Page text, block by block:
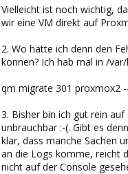
Vielleicht ist noch wichtig,
wir eine VM direkt auf
2. Wo hätte ich denn den
können? Ich hab mal in /
qm migrate 301 proxmox2
3. Bisher bin ich gut rein
unbrauchbar :-(. Gibt es
klar, dass manche Sachen
an die Logs komme, reicht
nicht auf der Console